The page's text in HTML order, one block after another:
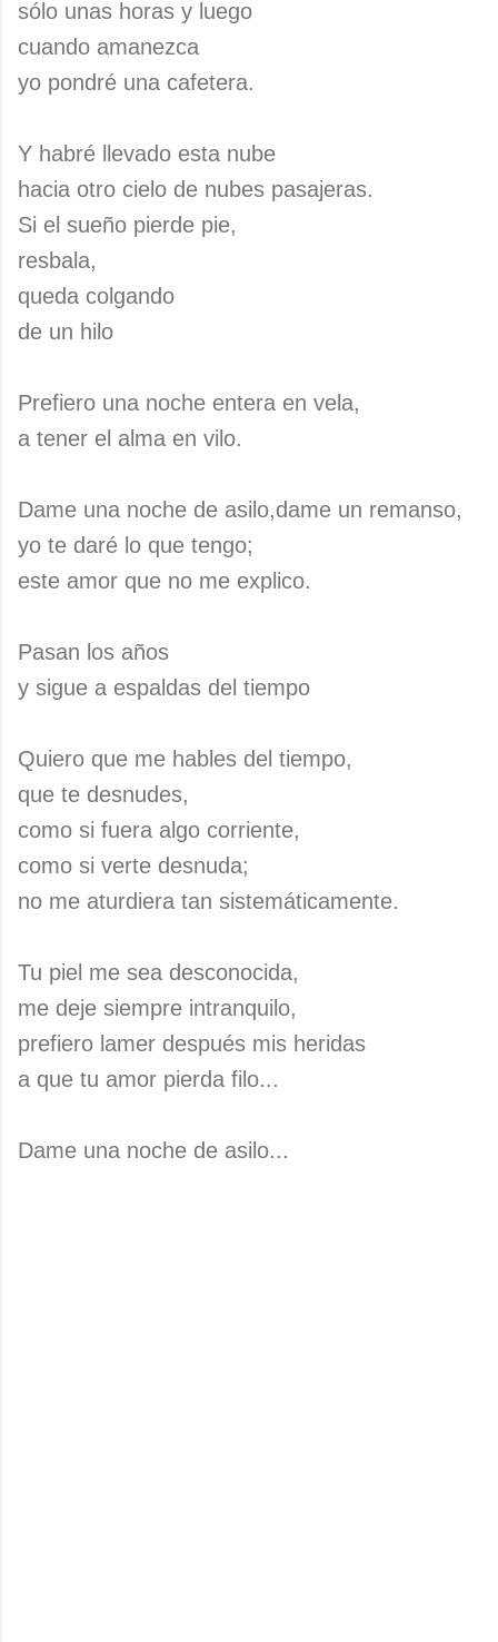
sólo unas horas y luego
cuando amanezca
yo pondré una cafetera.
Y habré llevado esta nube
hacia otro cielo de nubes pasajeras.
Si el sueño pierde pie,
resbala,
queda colgando
de un hilo
Prefiero una noche entera en vela,
a tener el alma en vilo.
Dame una noche de asilo,dame un remanso,
yo te daré lo que tengo;
este amor que no me explico.
Pasan los años
y sigue a espaldas del tiempo
Quiero que me hables del tiempo,
que te desnudes,
como si fuera algo corriente,
como si verte desnuda;
no me aturdiera tan sistemáticamente.
Tu piel me sea desconocida,
me deje siempre intranquilo,
prefiero lamer después mis heridas
a que tu amor pierda filo...
Dame una noche de asilo...